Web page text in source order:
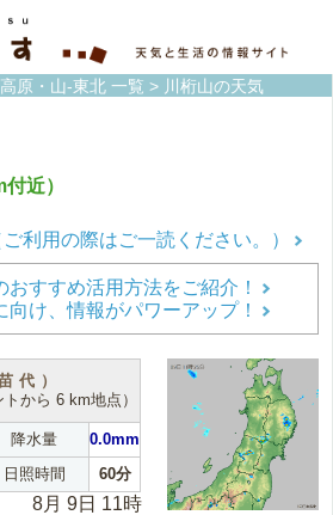
高原・山-東北 一覧 > 川桁山の天気
付近）
利用の際はご一読ください。）
おすすめ活用方法をご紹介！
向け、情報がパワーアップ！
代）
トから 6 km地点）
降水量
0.0mm
日照時間 60分
8月 9日 11時